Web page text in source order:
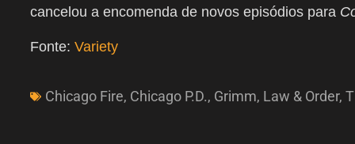
cancelou a encomenda de novos episódios para
Fonte: Variety
Chicago Fire, Chicago P.D., Grimm, Law & Order,